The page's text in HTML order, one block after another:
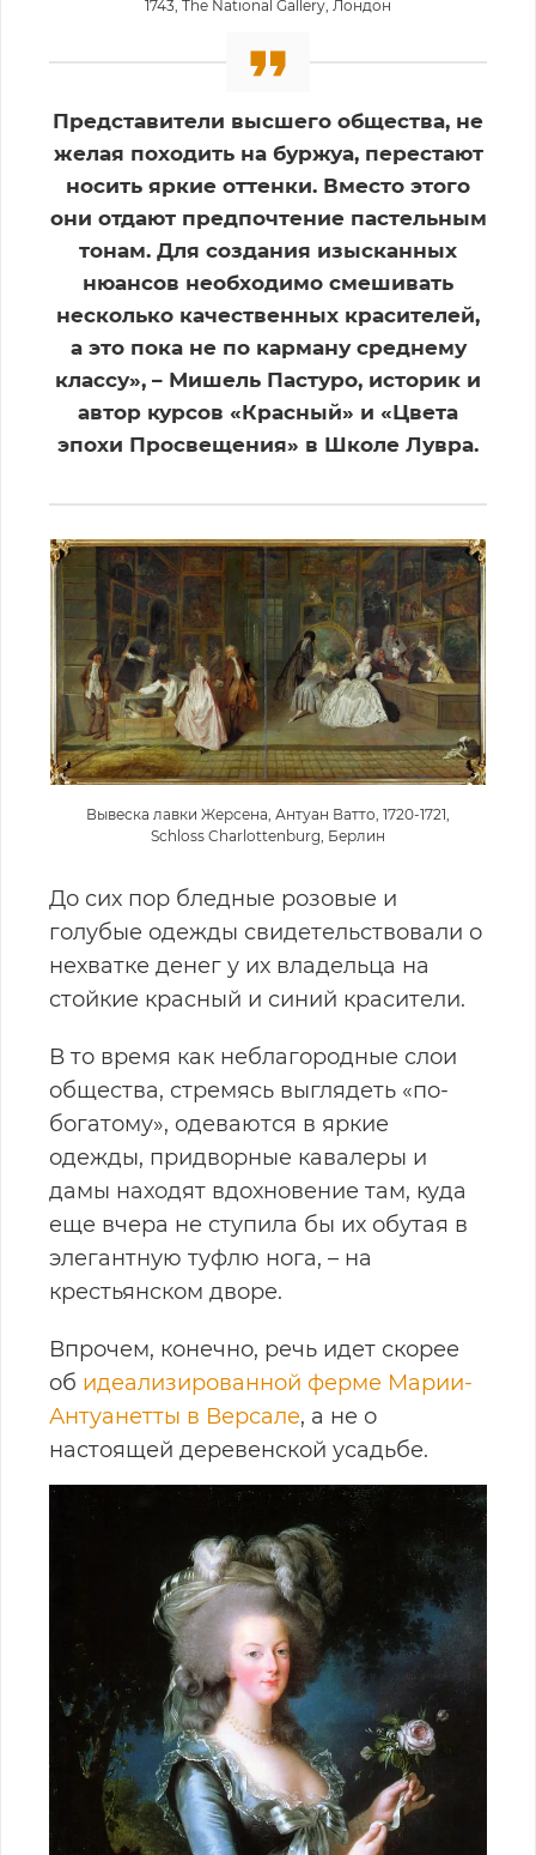
1743, The National Gallery, Лондон
Представители высшего общества, не
желая походить на буржуа, перестают
носить яркие оттенки. Вместо этого
они отдают предпочтение пастельным
тонам. Для создания изысканных
нюансов необходимо смешивать
несколько качественных красителей,
а это пока не по карману среднему
классу», – Мишель Пастуро, историк и
автор курсов «Красный» и «Цвета
эпохи Просвещения» в Школе Лувра.
Вывеска лавки Жерсена, Антуан Ватто, 1720-1721,
Schloss Charlottenburg, Берлин
До сих пор бледные розовые и
голубые одежды свидетельствовали о
нехватке денег у их владельца на
стойкие красный и синий красители.
В то время как неблагородные слои
общества, стремясь выглядеть «по-
богатому», одеваются в яркие
одежды, придворные кавалеры и
дамы находят вдохновение там, куда
еще вчера не ступила бы их обутая в
элегантную туфлю нога, – на
крестьянском дворе.
Впрочем, конечно, речь идет скорее
об идеализированной ферме Марии-
Антуанетты в Версале, а не о
настоящей деревенской усадьбе.